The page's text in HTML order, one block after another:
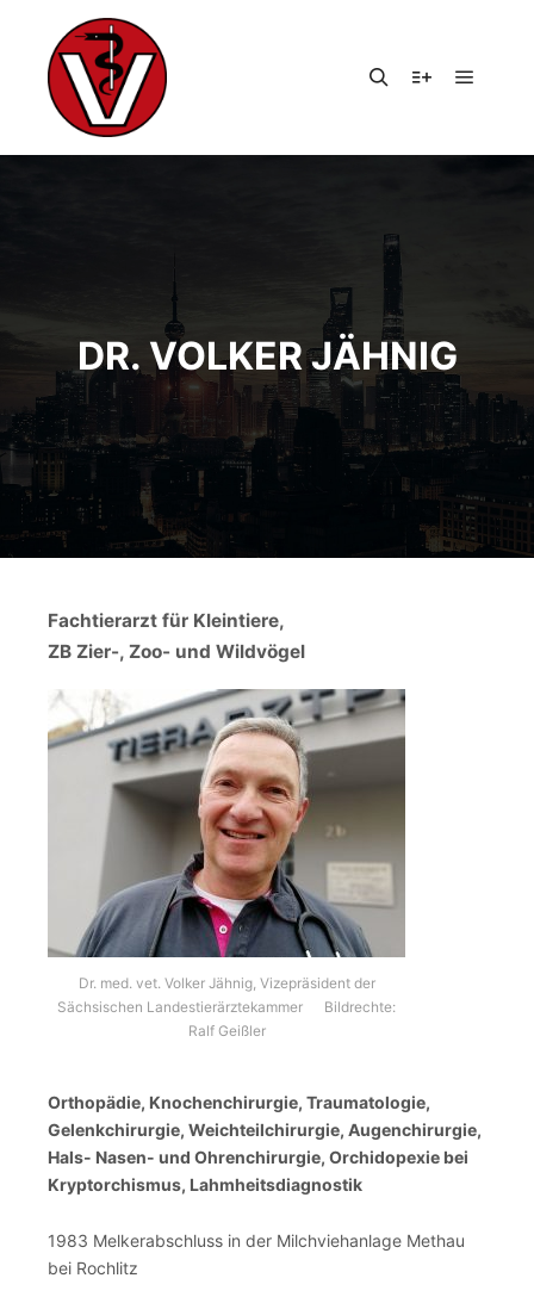
DR. VOLKER JÄHNIG
Fachtierarzt für Kleintiere,
ZB Zier-, Zoo- und Wildvögel
Dr. med. vet. Volker Jähnig, Vizepräsident der
Sächsischen Landestierärztekammer Bildrechte:
Ralf Geißler
Orthopädie, Knochenchirurgie, Traumatologie,
Gelenkchirurgie, Weichteilchirurgie, Augenchirurgie,
Hals- Nasen- und Ohrenchirurgie, Orchidopexie bei
Kryptorchismus, Lahmheitsdiagnostik
1983 Melkerabschluss in der Milchviehanlage Methau
bei Rochlitz